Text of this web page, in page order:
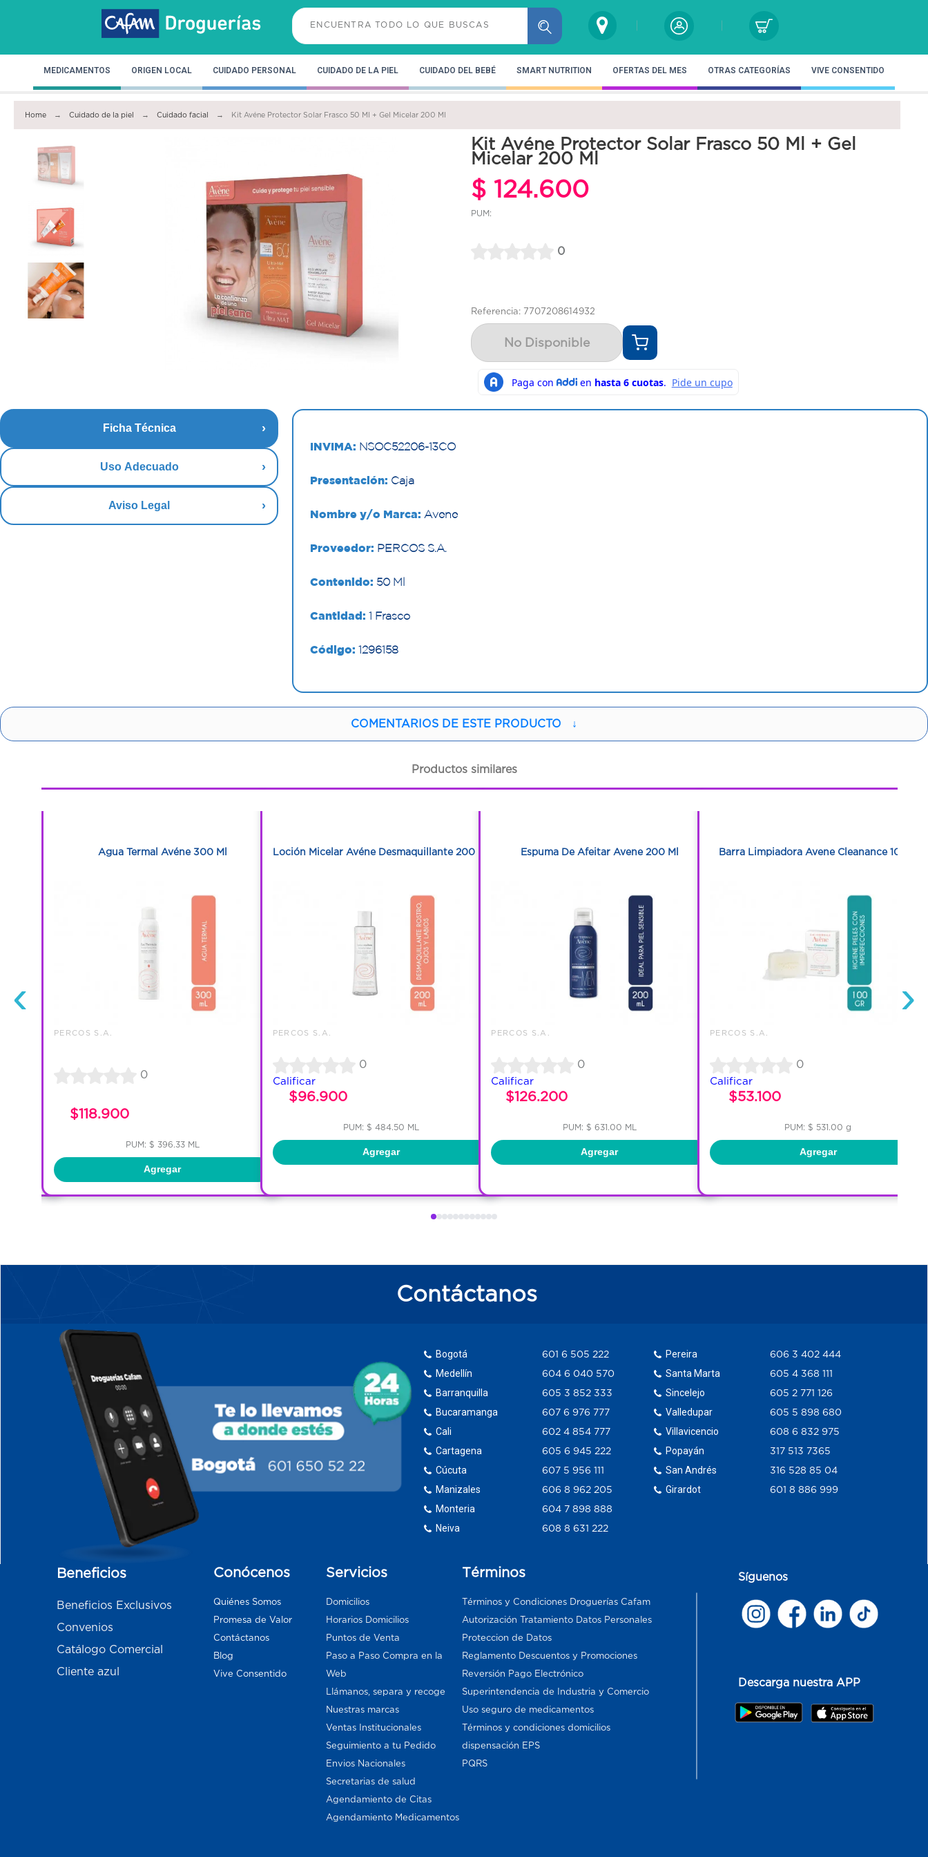
MEDICAMENTOS ORIGEN LOCAL CUIDADO PERSONAL CUIDADO DE LA PIEL CUIDADO DEL BEBÉ SMART NUTRITION OFERTAS DEL MES OTRAS CATEGORÍAS VIVE CONSENTIDO
Home Cuidado de la piel Cuidado facial Kit Avéne Protector Solar Frasco 50 Ml + Gel Micelar 200 Ml
Kit Avéne Protector Solar Frasco 50 Ml + Gel
Micelar 200 Ml
$ 124.600
PUM:
0
Referencia: 7707208614932
No Disponible
Ficha Técnica
Uso Adecuado
Aviso Legal
INVIMA: NSOC52206-13CO
Presentación: Caja
Nombre y/o Marca: Avene
Proveedor: PERCOS S.A.
Contenido: 50 Ml
Cantidad: 1 Frasco
Código: 1296158
COMENTARIOS DE ESTE PRODUCTO ↓
Productos similares
‹
Agua Termal Avéne 300 Ml
PERCOS S.A.
0
$118.900
PUM: $ 396.33 ML
Agregar
Loción Micelar Avéne Desmaquillante 200 Ml
PERCOS S.A.
0
Calificar
$96.900
PUM: $ 484.50 ML
Agregar
Espuma De Afeitar Avene 200 Ml
PERCOS S.A.
0
Calificar
$126.200
PUM: $ 631.00 ML
Agregar
Barra Limpiadora Avene Cleanance 100 G
PERCOS S.A.
0
Calificar
$53.100
PUM: $ 531.00 g
Agregar
›
Contáctanos
Bogotá
Medellín
Barranquilla
Bucaramanga
Cali
Cartagena
Cúcuta
Manizales
Monteria
Neiva
601 6 505 222
604 6 040 570
605 3 852 333
607 6 976 777
602 4 854 777
605 6 945 222
607 5 956 111
606 8 962 205
604 7 898 888
608 8 631 222
Pereira
Santa Marta
Sincelejo
Valledupar
Villavicencio
Popayán
San Andrés
Girardot
606 3 402 444
605 4 368 111
605 2 771 126
605 5 898 680
608 6 832 975
317 513 7365
316 528 85 04
601 8 886 999
Beneficios
Beneficios Exclusivos
Convenios
Catálogo Comercial
Cliente azul
Conócenos
Quiénes Somos
Promesa de Valor
Contáctanos
Blog
Vive Consentido
Servicios
Domicilios
Horarios Domicilios
Puntos de Venta
Paso a Paso Compra en la
Web
Llámanos, separa y recoge
Nuestras marcas
Ventas Institucionales
Seguimiento a tu Pedido
Envios Nacionales
Secretarias de salud
Agendamiento de Citas
Agendamiento Medicamentos
Términos
Términos y Condiciones Droguerías Cafam
Autorización Tratamiento Datos Personales
Proteccion de Datos
Reglamento Descuentos y Promociones
Reversión Pago Electrónico
Superintendencia de Industria y Comercio
Uso seguro de medicamentos
Términos y condiciones domicilios
dispensación EPS
PQRS
Síguenos
Descarga nuestra APP